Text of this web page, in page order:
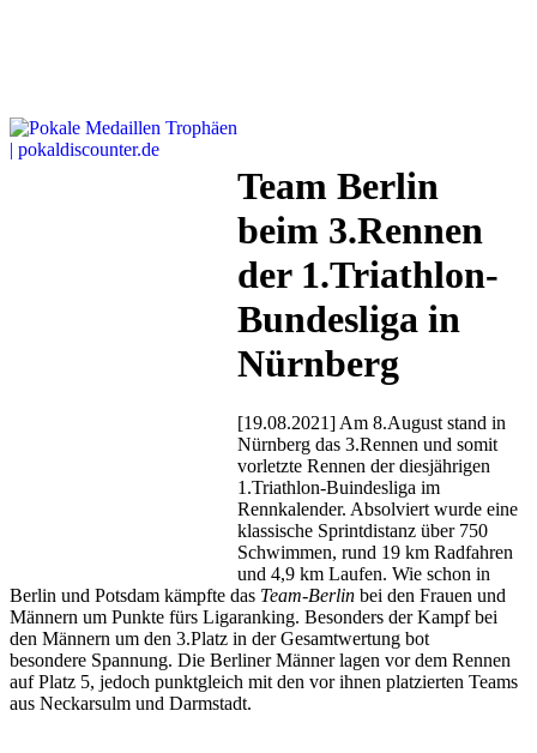
Team Berlin
beim 3.Rennen
der 1.Triathlon-
Bundesliga in
Nürnberg
[19.08.2021] Am 8.August stand in
Nürnberg das 3.Rennen und somit
vorletzte Rennen der diesjährigen
1.Triathlon-Buindesliga im
Rennkalender. Absolviert wurde eine
klassische Sprintdistanz über 750
Schwimmen, rund 19 km Radfahren
und 4,9 km Laufen. Wie schon in
Berlin und Potsdam kämpfte das Team-Berlin bei den Frauen und
Männern um Punkte fürs Ligaranking. Besonders der Kampf bei
den Männern um den 3.Platz in der Gesamtwertung bot
besondere Spannung. Die Berliner Männer lagen vor dem Rennen
auf Platz 5, jedoch punktgleich mit den vor ihnen platzierten Teams
aus Neckarsulm und Darmstadt.